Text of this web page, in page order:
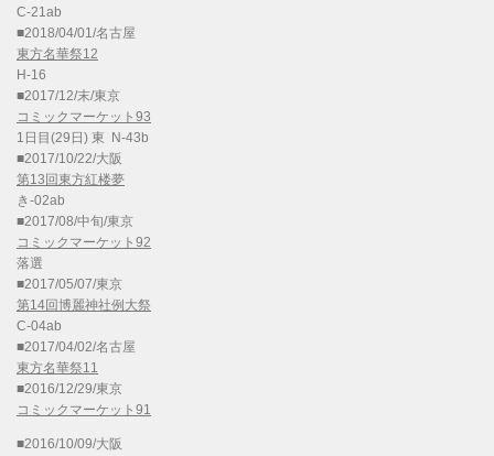
C-21ab
■2018/04/01/名古屋
東方名華祭12
H-16
■2017/12/末/東京
コミックマーケット93
1日目(29日) 東 N-43b
■2017/10/22/大阪
第13回東方紅楼夢
き-02ab
■2017/08/中旬/東京
コミックマーケット92
落選
■2017/05/07/東京
第14回博麗神社例大祭
C-04ab
■2017/04/02/名古屋
東方名華祭11
■2016/12/29/東京
コミックマーケット91
■2016/10/09/大阪